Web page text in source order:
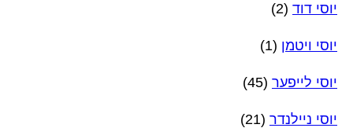
יוסי דוד (2)
יוסי ויטמן (1)
יוסי לייפער (45)
יוסי ניילנדר (21)